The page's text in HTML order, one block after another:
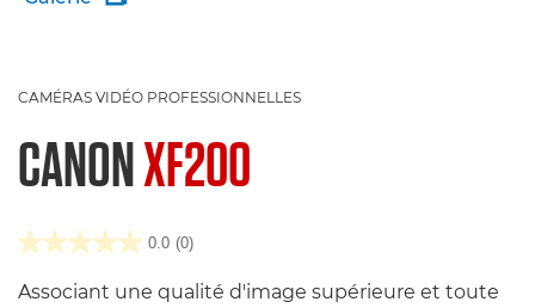
CAMÉRAS VIDÉO PROFESSIONNELLES
CANONXF200
0.0 (0)
Associant une qualité d'image supérieure et toute